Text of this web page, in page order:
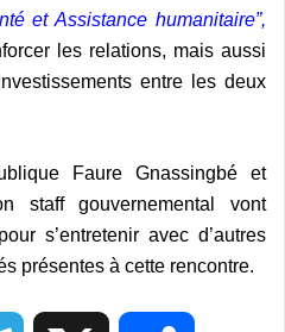
et Assistance humanitaire”,
les relations, mais aussi
entre les deux
Faure Gnassingbé et
staff gouvernemental vont
s’entretenir avec d’autres
présentes à cette rencontre.